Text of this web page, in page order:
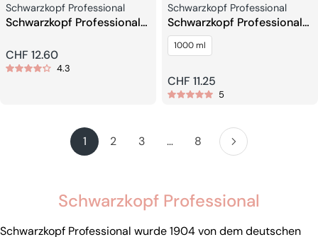
Venditore:
Schwarzkopf Professional
Schwarzkopf Professional
Impermeabili
Prezzo
regolare
CHF 12.60
4.3
Venditore:
Schwarzkopf Professional
Schwarzkopf Professional
Natural Styling Hydrowave
Neutralizzatore
1000 ml
Prezzo
regolare
CHF 11.25
5
1 2 3 … 8
Schwarzkopf Professional
Schwarzkopf Professional wurde 1904 von dem deutschen